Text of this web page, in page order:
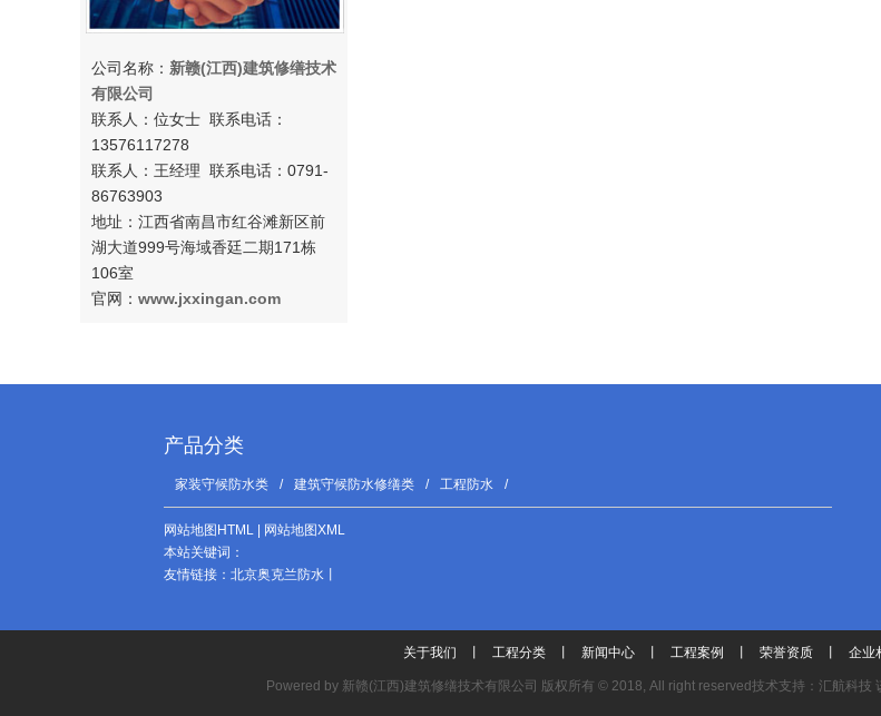
公司名称： 新赣(江西)建筑修缮技术
有限公司
联系人：位女士 联系电话：
13576117278
联系人：王经理 联系电话：0791-
86763903
地址：江西省南昌市红谷滩新区前
湖大道999号海域香廷二期171栋
106室
官网： www.jxxingan.com
产品分类
家装守候防水类 / 建筑守候防水修缮类 / 工程防水 /
网站地图HTML
网站地图XML
本站关键词：
友情链接： 北京奥克兰防水
关于我们 工程分类 新闻中心 工程案例 荣誉资质 企业
Powered by 新赣(江西)建筑修缮技术有限公司 版权所有 © 2018, All right reserved技术支持：汇航科技